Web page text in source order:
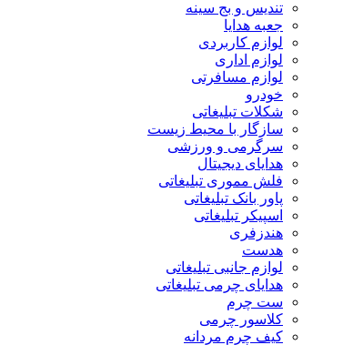
تندیس و بج سینه
جعبه هدایا
لوازم کاربردی
لوازم اداری
لوازم مسافرتی
خودرو
شکلات تبلیغاتی
سازگار با محیط زیست
سرگرمی و ورزشی
هدایای دیجیتال
فلش مموری تبلیغاتی
پاور بانک تبلیغاتی
اسپیکر تبلیغاتی
هندزفری
هدست
لوازم جانبی تبلیغاتی
هدایای چرمی تبلیغاتی
ست چرم
کلاسور چرمی
کیف چرم مردانه